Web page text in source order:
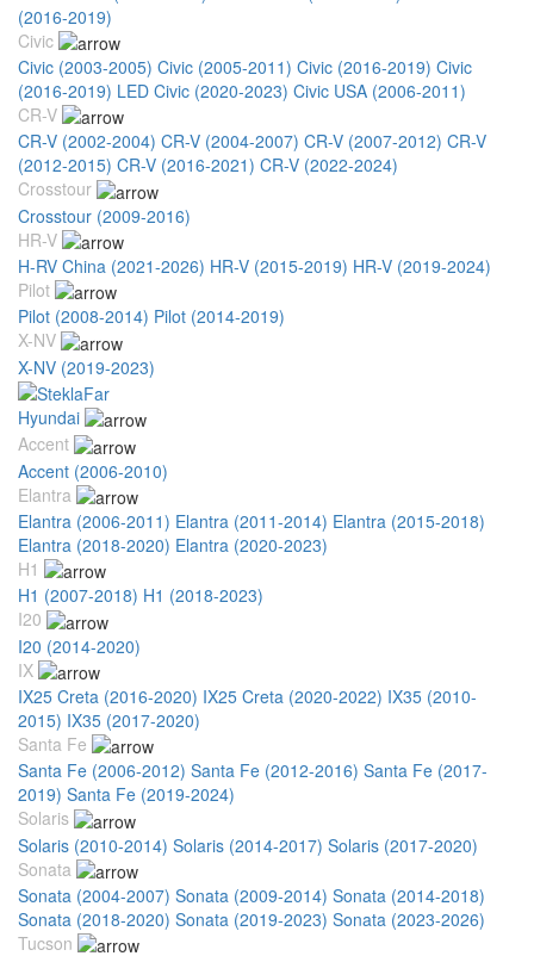
(2016-2019)
Civic
Civic (2003-2005) Civic (2005-2011) Civic (2016-2019) Civic
(2016-2019) LED Civic (2020-2023) Civic USA (2006-2011)
CR-V
CR-V (2002-2004) CR-V (2004-2007) CR-V (2007-2012) CR-V
(2012-2015) CR-V (2016-2021) CR-V (2022-2024)
Crosstour
Crosstour (2009-2016)
HR-V
H-RV China (2021-2026) HR-V (2015-2019) HR-V (2019-2024)
Pilot
Pilot (2008-2014) Pilot (2014-2019)
X-NV
X-NV (2019-2023)
Hyundai
Accent
Accent (2006-2010)
Elantra
Elantra (2006-2011) Elantra (2011-2014) Elantra (2015-2018)
Elantra (2018-2020) Elantra (2020-2023)
H1
H1 (2007-2018) H1 (2018-2023)
I20
I20 (2014-2020)
IX
IX25 Creta (2016-2020) IX25 Creta (2020-2022) IX35 (2010-
2015) IX35 (2017-2020)
Santa Fe
Santa Fe (2006-2012) Santa Fe (2012-2016) Santa Fe (2017-
2019) Santa Fe (2019-2024)
Solaris
Solaris (2010-2014) Solaris (2014-2017) Solaris (2017-2020)
Sonata
Sonata (2004-2007) Sonata (2009-2014) Sonata (2014-2018)
Sonata (2018-2020) Sonata (2019-2023) Sonata (2023-2026)
Tucson